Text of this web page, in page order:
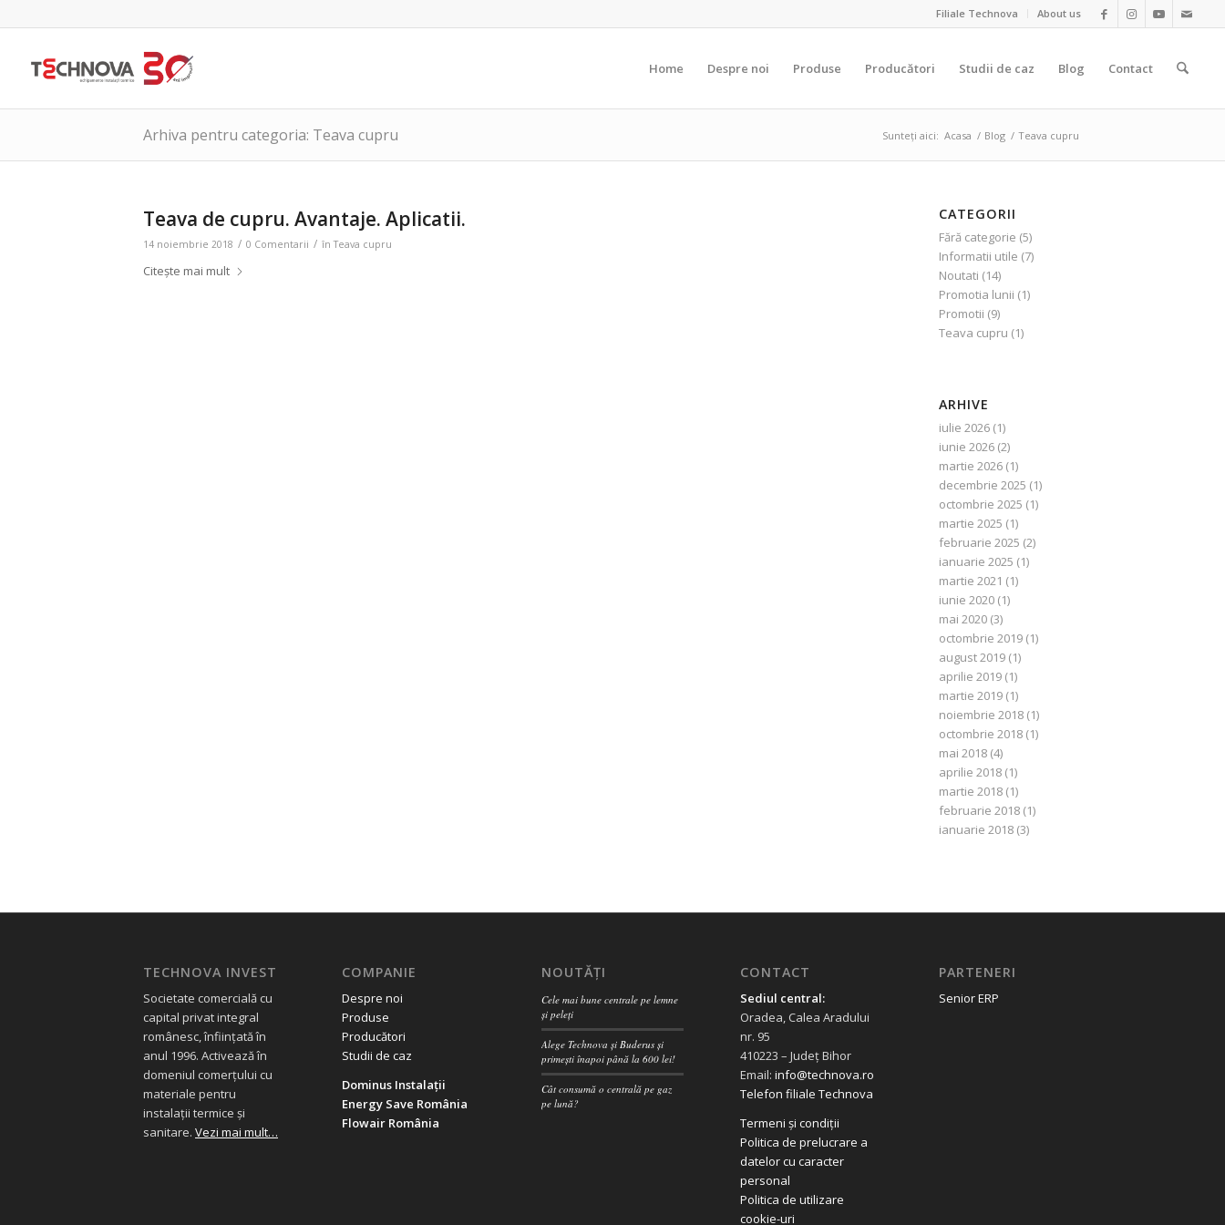
Filiale Technova About us
Home Despre noi Produse Producători Studii de caz Blog Contact
Arhiva pentru categoria: Teava cupru Sunteți aici: Acasa / Blog / Teava cupru
Teava de cupru. Avantaje. Aplicatii.
14 noiembrie 2018 / 0 Comentarii / înTeava cupru
Citește mai mult
CATEGORII
Fără categorie (5)
Informatii utile (7)
Noutati (14)
Promotia lunii (1)
Promotii (9)
Teava cupru (1)
ARHIVE
iulie 2026 (1)
iunie 2026 (2)
martie 2026 (1)
decembrie 2025 (1)
octombrie 2025 (1)
martie 2025 (1)
februarie 2025 (2)
ianuarie 2025 (1)
martie 2021 (1)
iunie 2020 (1)
mai 2020 (3)
octombrie 2019 (1)
august 2019 (1)
aprilie 2019 (1)
martie 2019 (1)
noiembrie 2018 (1)
octombrie 2018 (1)
mai 2018 (4)
aprilie 2018 (1)
martie 2018 (1)
februarie 2018 (1)
ianuarie 2018 (3)
TECHNOVA INVEST
Societate comercială cu
capital privat integral
românesc, înființată în
anul 1996. Activează în
domeniul comerțului cu
materiale pentru
instalații termice și
sanitare. Vezi mai mult…
COMPANIE
Despre noi
Produse
Producători
Studii de caz
Dominus Instalații
Energy Save România
Flowair România
NOUTĂȚI
Cele mai bune centrale pe lemne
și peleți
Alege Technova și Buderus și
primești înapoi până la 600 lei!
Cât consumă o centrală pe gaz
pe lună?
CONTACT
Sediul central:
Oradea, Calea Aradului
nr. 95
410223 – Județ Bihor
Email:info@technova.ro
Telefon filiale Technova
Termeni și condiții
Politica de prelucrare a
datelor cu caracter
personal
Politica de utilizare
cookie-uri
PARTENERI
Senior ERP